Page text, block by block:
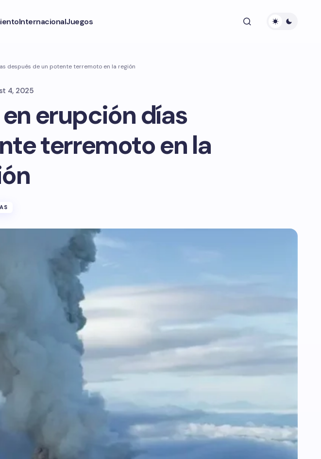
InternacionalJuegos
después de un potente terremoto en la región
4, 2025
erupción días
terremoto en la